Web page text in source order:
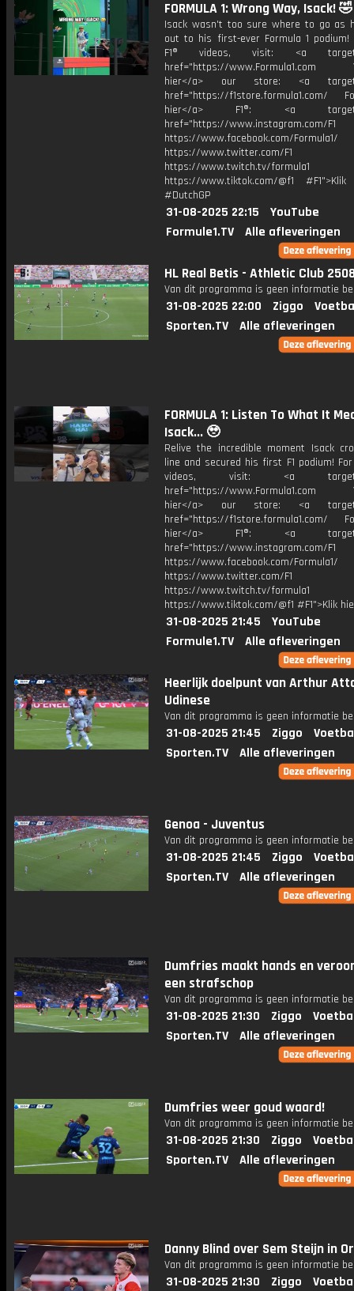
FORMULA 1: Wrong Way, Isack! 🤣
Isack wasn't too sure where to go as
out to his first-ever Formula 1 podium!
F1® videos, visit: <a
href="https://www.Formula1.com
hier</a> our store: <a
href="https://f1store.formula1.com/
hier</a> F1®: <a
href="https://www.instagram.com/F1
https://www.facebook.com/Formula1/
https://www.twitter.com/F1
https://www.twitch.tv/formula1
https://www.tiktok.com/@f1
#DutchGP
31-08-2025 22:15
YouTube
Formule1.TV
Alle afleveringen
HL Real Betis - Athletic Club
Van dit programma is geen informatie
31-08-2025 22:00 Ziggo
Sporten.TV
Alle afleveringen
FORMULA 1: Listen To What It
Isack... 🥹
Relive the incredible moment Isack
line and secured his first F1 podium! For
videos, visit: <a
href="https://www.Formula1.com
hier</a> our store: <a
href="https://f1store.formula1.com/
hier</a> F1®: <a
href="https://www.instagram.com/F1
https://www.facebook.com/Formula1/
https://www.twitter.com/F1
https://www.twitch.tv/formula1
https://www.tiktok.com/@f1 #F1">Klik
31-08-2025 21:45
YouTube
Formule1.TV
Alle afleveringen
Heerlijk doelpunt van Arthur
Udinese
Van dit programma is geen informatie
31-08-2025 21:45 Ziggo
Sporten.TV
Alle afleveringen
Genoa - Juventus
Van dit programma is geen informatie
31-08-2025 21:45 Ziggo
Sporten.TV
Alle afleveringen
Dumfries maakt hands en
een strafschop
Van dit programma is geen informatie
31-08-2025 21:30 Ziggo
Sporten.TV
Alle afleveringen
Dumfries weer goud waard!
Van dit programma is geen informatie
31-08-2025 21:30 Ziggo
Sporten.TV
Alle afleveringen
Danny Blind over Sem Steijn in
Van dit programma is geen informatie
31-08-2025 21:30 Ziggo